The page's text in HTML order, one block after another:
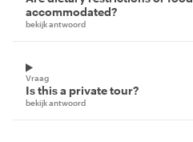
accommodated?
bekijk antwoord
Vraag
Is this a private tour?
bekijk antwoord